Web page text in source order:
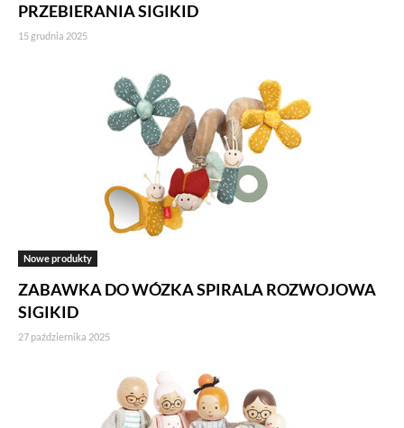
PRZEBIERANIA SIGIKID
15 grudnia 2025
Nowe produkty
ZABAWKA DO WÓZKA SPIRALA ROZWOJOWA
SIGIKID
27 października 2025